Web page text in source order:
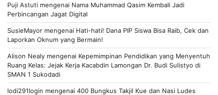
Puji Astuti mengenai Nama Muhammad Qasim Kembali Jadi
Perbincangan Jagat Digital
SusieMayor mengenai Hati-hati! Dana PIP Siswa Bisa Raib, Cek dan
Laporkan Oknum yang Bermain!
Alison Nealy mengenai Kepemimpinan Pendidikan yang Menyentuh
Ruang Kelas: Jejak Kerja Kacabdin Lamongan Dr. Budi Sulistyo di
SMAN 1 Sukodadi
lodi291login mengenai 400 Bungkus Takjil Kue dan Nasi Ludes